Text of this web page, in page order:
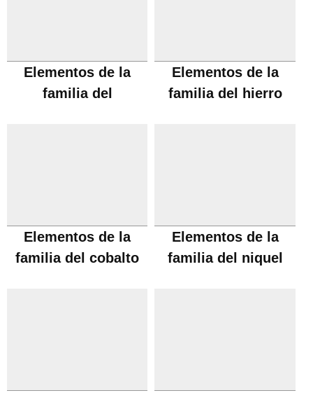
Elementos de la
familia del
Elementos de la
familia del hierro
Elementos de la
familia del cobalto
Elementos de la
familia del niquel